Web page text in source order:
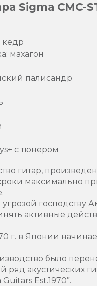
Sigma CMC-
кедр
махагон
палисандр
с тюнером
гитар,
максимально
господству
активные
г. в Японии
было
ряд акустических
Est.1970”.